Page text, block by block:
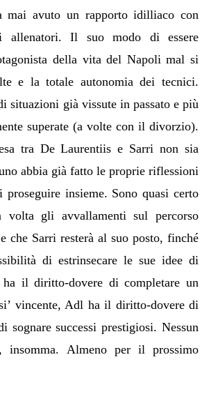
mai avuto un rapporto idilliaco con
allenatori. Il suo modo di essere
della vita del Napoli mal si
e la totale autonomia dei tecnici.
situazioni già vissute in passato e più
superate (a volte con il divorzio).
tra De Laurentiis e Sarri non sia
abbia già fatto le proprie riflessioni
proseguire insieme. Sono quasi certo
volta gli avvallamenti sul percorso
che Sarri resterà al suo posto, finché
di estrinsecare le sue idee di
il diritto-dovere di completare un
vincente, Adl ha il diritto-dovere di
sognare successi prestigiosi. Nessun
insomma. Almeno per il prossimo